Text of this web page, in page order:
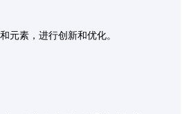
元素，进行创新和优化。